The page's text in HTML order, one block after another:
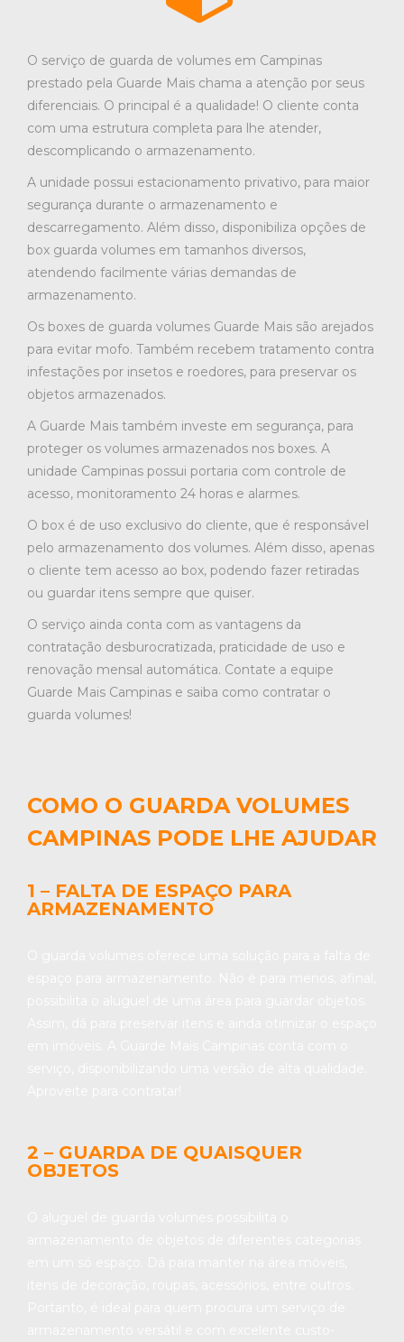
O serviço de guarda de volumes em Campinas
prestado pela Guarde Mais chama a atenção por seus
diferenciais. O principal é a qualidade! O cliente conta
com uma estrutura completa para lhe atender,
descomplicando o armazenamento.
A unidade possui estacionamento privativo, para maior
segurança durante o armazenamento e
descarregamento. Além disso, disponibiliza opções de
box guarda volumes em tamanhos diversos,
atendendo facilmente várias demandas de
armazenamento.
Os boxes de guarda volumes Guarde Mais são arejados
para evitar mofo. Também recebem tratamento contra
infestações por insetos e roedores, para preservar os
objetos armazenados.
A Guarde Mais também investe em segurança, para
proteger os volumes armazenados nos boxes. A
unidade Campinas possui portaria com controle de
acesso, monitoramento 24 horas e alarmes.
O box é de uso exclusivo do cliente, que é responsável
pelo armazenamento dos volumes. Além disso, apenas
o cliente tem acesso ao box, podendo fazer retiradas
ou guardar itens sempre que quiser.
O serviço ainda conta com as vantagens da
contratação desburocratizada, praticidade de uso e
renovação mensal automática. Contate a equipe
Guarde Mais Campinas e saiba como contratar o
guarda volumes!
COMO O GUARDA VOLUMES
CAMPINAS PODE LHE AJUDAR
1 – FALTA DE ESPAÇO PARA
ARMAZENAMENTO
2 – GUARDA DE QUAISQUER
OBJETOS